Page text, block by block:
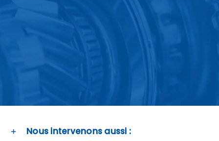
Nous intervenons aussi :